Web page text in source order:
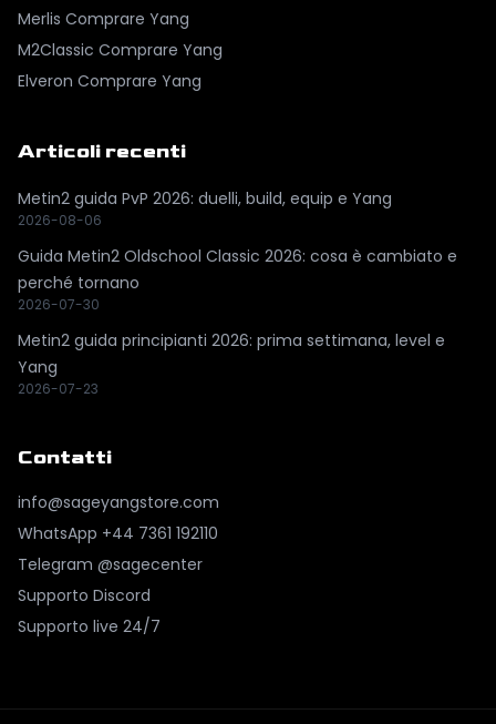
Merlis Comprare Yang
M2Classic Comprare Yang
Elveron Comprare Yang
Articoli recenti
Metin2 guida PvP 2026: duelli, build, equip e Yang
2026-08-06
Guida Metin2 Oldschool Classic 2026: cosa è cambiato e
perché tornano
2026-07-30
Metin2 guida principianti 2026: prima settimana, level e
Yang
2026-07-23
Contatti
info@sageyangstore.com
WhatsApp +44 7361 192110
Telegram @sagecenter
Supporto Discord
Supporto live 24/7